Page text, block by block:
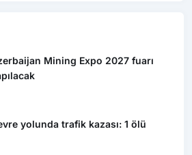
Mining Expo 2027 fuarı
yolunda trafik kazası: 1 ölü